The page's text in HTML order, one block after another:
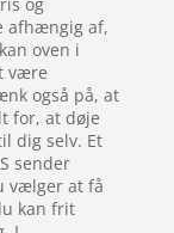
og
afhængig af,
oven i
være
også på, at
for, at døje
dig selv. Et
sender
vælger at få
kan frit